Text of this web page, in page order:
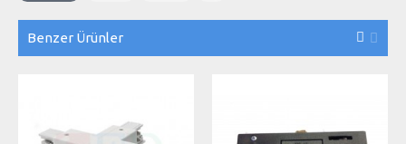
Benzer Ürünler